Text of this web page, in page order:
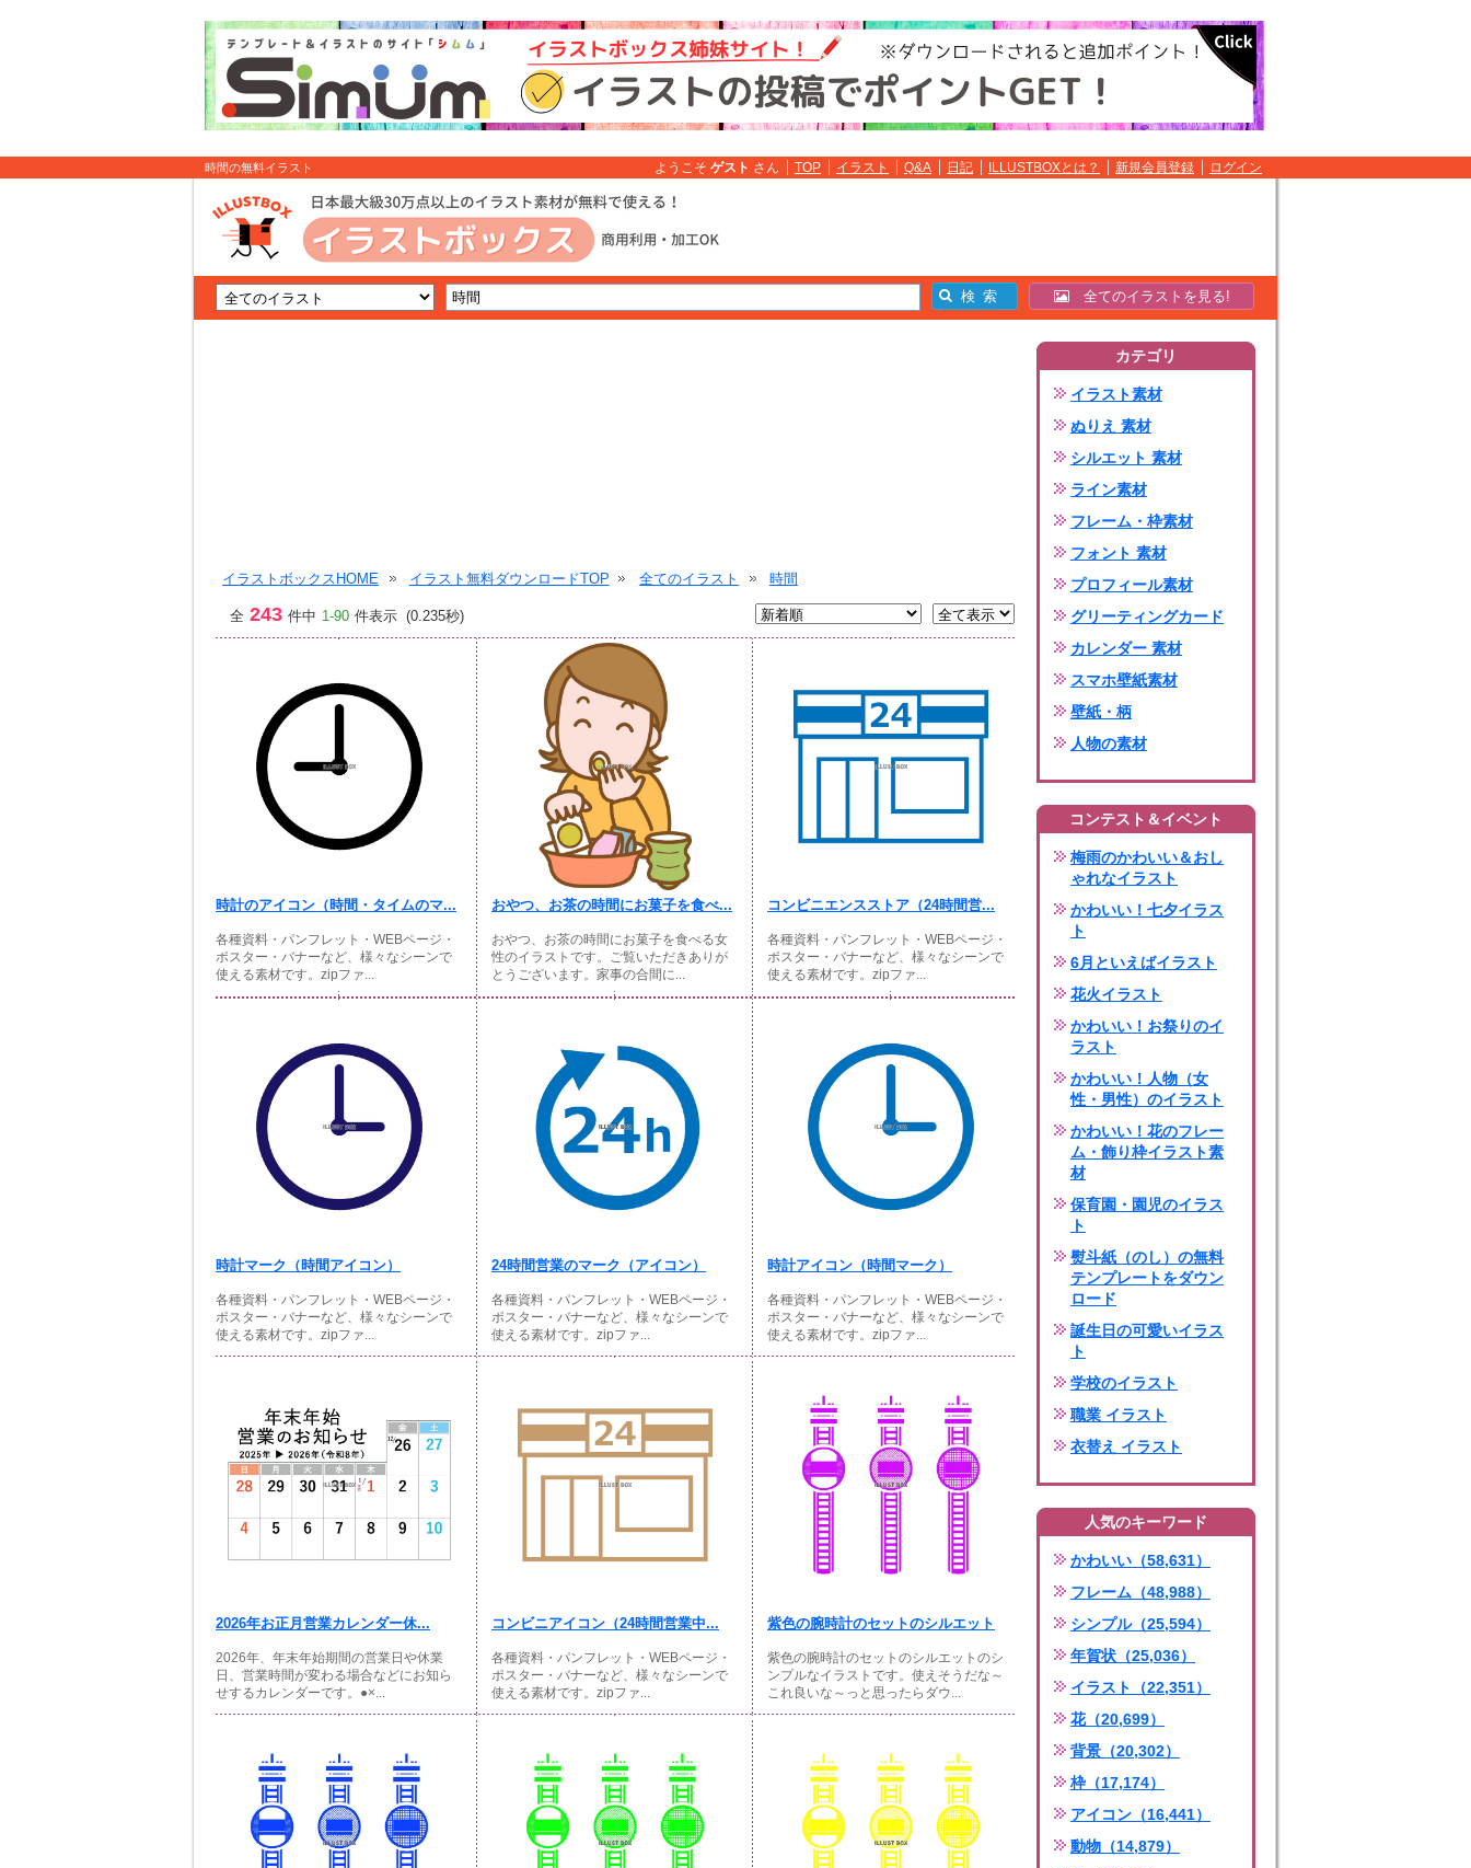
時間の無料イラスト ようこそ ゲスト さん TOP イラスト Q&A 日記 ILLUSTBOXとは？ 新規会員登録 ログイン
全てのイラストを見る!
イラストボックスHOME イラスト無料ダウンロードTOP 全てのイラスト 時間
全 243 件中 1-90 件表示 (0.235秒)
時計のアイコン（時間・タイムのマ...
各種資料・パンフレット・WEBページ・
ポスター・バナーなど、様々なシーンで
使える素材です。zipファ...
おやつ、お茶の時間にお菓子を食べ...
おやつ、お茶の時間にお菓子を食べる女
性のイラストです。ご覧いただきありが
とうございます。家事の合間に...
コンビニエンスストア（24時間営...
各種資料・パンフレット・WEBページ・
ポスター・バナーなど、様々なシーンで
使える素材です。zipファ...
時計マーク（時間アイコン）
各種資料・パンフレット・WEBページ・
ポスター・バナーなど、様々なシーンで
使える素材です。zipファ...
24時間営業のマーク（アイコン）
各種資料・パンフレット・WEBページ・
ポスター・バナーなど、様々なシーンで
使える素材です。zipファ...
時計アイコン（時間マーク）
各種資料・パンフレット・WEBページ・
ポスター・バナーなど、様々なシーンで
使える素材です。zipファ...
2026年お正月営業カレンダー休...
2026年、年末年始期間の営業日や休業
日、営業時間が変わる場合などにお知ら
せするカレンダーです。●×...
コンビニアイコン（24時間営業中...
各種資料・パンフレット・WEBページ・
ポスター・バナーなど、様々なシーンで
使える素材です。zipファ...
紫色の腕時計のセットのシルエット
紫色の腕時計のセットのシルエットのシ
ンプルなイラストです。使えそうだな～
これ良いな～っと思ったらダウ...
カテゴリ
イラスト素材
ぬりえ 素材
シルエット 素材
ライン素材
フレーム・枠素材
フォント 素材
プロフィール素材
グリーティングカード
カレンダー 素材
スマホ壁紙素材
壁紙・柄
人物の素材
コンテスト＆イベント
梅雨のかわいい＆おし
ゃれなイラスト
かわいい！七夕イラス
ト
6月といえばイラスト
花火イラスト
かわいい！お祭りのイ
ラスト
かわいい！人物（女
性・男性）のイラスト
かわいい！花のフレー
ム・飾り枠イラスト素
材
保育園・園児のイラス
ト
熨斗紙（のし）の無料
テンプレートをダウン
ロード
誕生日の可愛いイラス
ト
学校のイラスト
職業 イラスト
衣替え イラスト
人気のキーワード
かわいい（58,631）
フレーム（48,988）
シンプル（25,594）
年賀状（25,036）
イラスト（22,351）
花（20,699）
背景（20,302）
枠（17,174）
アイコン（16,441）
動物（14,879）